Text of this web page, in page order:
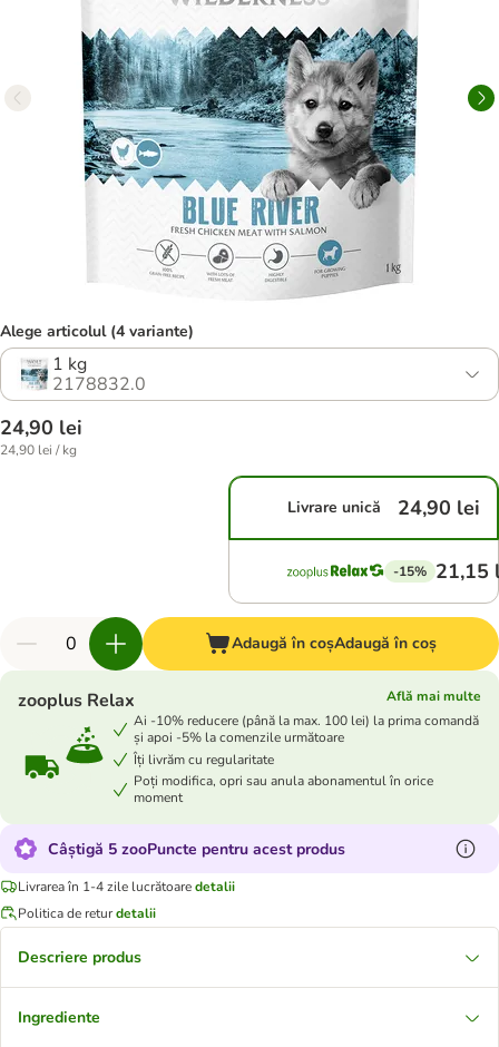
Alege articolul (4 variante)
1 kg
2178832.0
24,90 lei
24,90 lei / kg
Livrare unică 24,90 lei
-15% 21,15
Adaugă în coșAdaugă în coș
zooplus Relax
Află mai multe
Ai -10% reducere (până la max. 100 lei) la prima comandă
și apoi -5% la comenzile următoare
Îți livrăm cu regularitate
Poți modifica, opri sau anula abonamentul în orice
moment
Câștigă 5 zooPuncte pentru acest produs
Livrarea în 1-4 zile lucrătoaredetalii
Politica de returdetalii
Descriere produs
Ingrediente